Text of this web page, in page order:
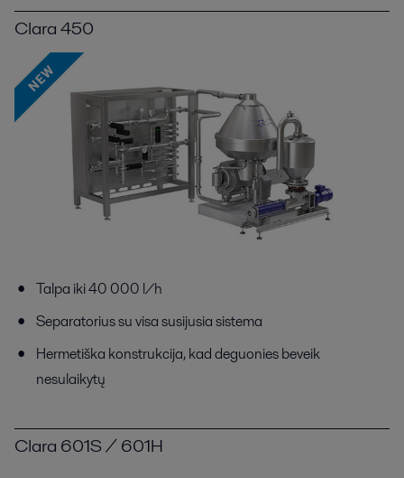
Clara 450
Talpa iki 40 000 l/h
Separatorius su visa susijusia sistema
Hermetiška konstrukcija, kad deguonies beveik
nesulaikytų
Clara 601S / 601H